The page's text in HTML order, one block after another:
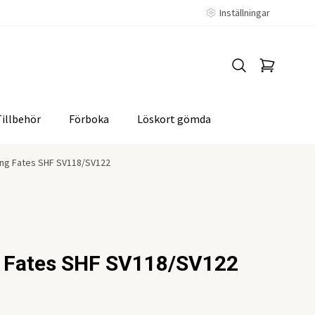
Inställningar
Förboka Löskort gömda
Fates SHF SV118/SV122
SHF SV118/SV122